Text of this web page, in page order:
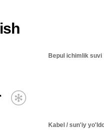
Bepul ichimlik suvi
Kabel / sun'iy